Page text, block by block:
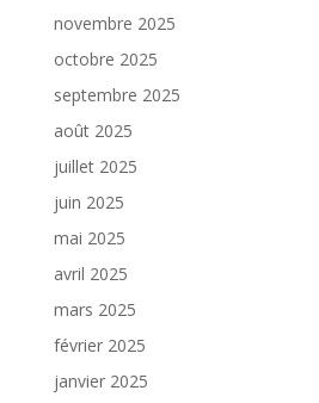
novembre 2025
octobre 2025
septembre 2025
août 2025
juillet 2025
juin 2025
mai 2025
avril 2025
mars 2025
février 2025
janvier 2025